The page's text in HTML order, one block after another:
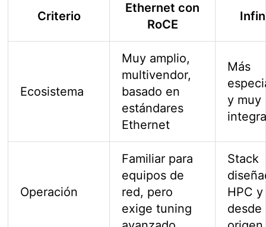
Criterio
Ethernet con
RoCE
Ecosistema
Muy amplio,
multivendor,
basado en
estándares
Ethernet
Más
y muy
Operación
Familiar para
equipos de
red, pero
exige tuning
Stack
HPC
desde